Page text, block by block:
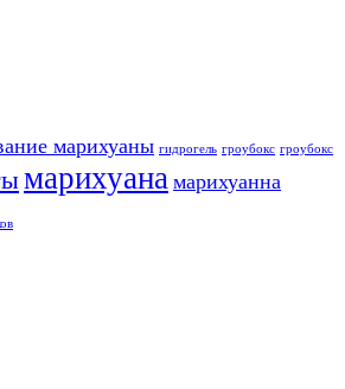
марихуаны гидрогель гроубокс гроубокс
марихуана марихуанна